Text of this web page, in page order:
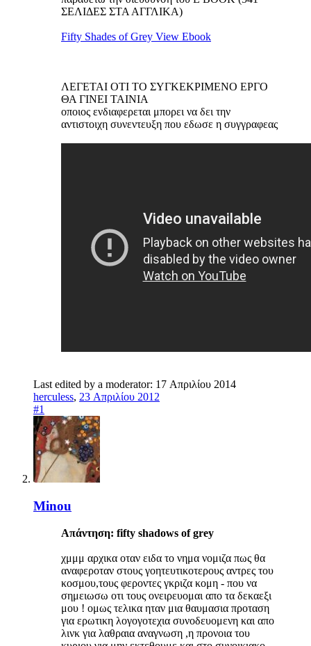
ΣΕΛΙΔΕΣ ΣΤΑ ΑΓΓΛΙΚΑ)
Fifty Shades of Grey View Ebook
ΛΕΓΕΤΑΙ ΟΤΙ ΤΟ ΣΥΓΚΕΚΡΙΜΕΝΟ ΕΡΓΟ
ΘΑ ΓΙΝΕΙ ΤΑΙΝΙΑ
οποιος ενδιαφερεται μπορει να δει την
αντιστοιχη συνεντευξη που εδωσε η συγγραφεας
Last edited by a moderator: 17 Απριλίου 2014
herculess, 23 Απριλίου 2012
#1
Minou
Απάντηση: fifty shadows of grey
χμμμ αρχικα οταν ειδα το νημα νομιζα πως θα
αναφεροταν στους γοητευτικοτερους αντρες του
κοσμου,τους φεροντες γκριζα κομη - που να
σημειωσω οτι τους ονειρευομαι απο τα δεκαεξι
μου ! ομως τελικα ηταν μια θαυμασια προταση
για ερωτικη λογογοτεχια συνοδευομενη και απο
λινκ για λαθραια αναγνωση ,η προνοια του